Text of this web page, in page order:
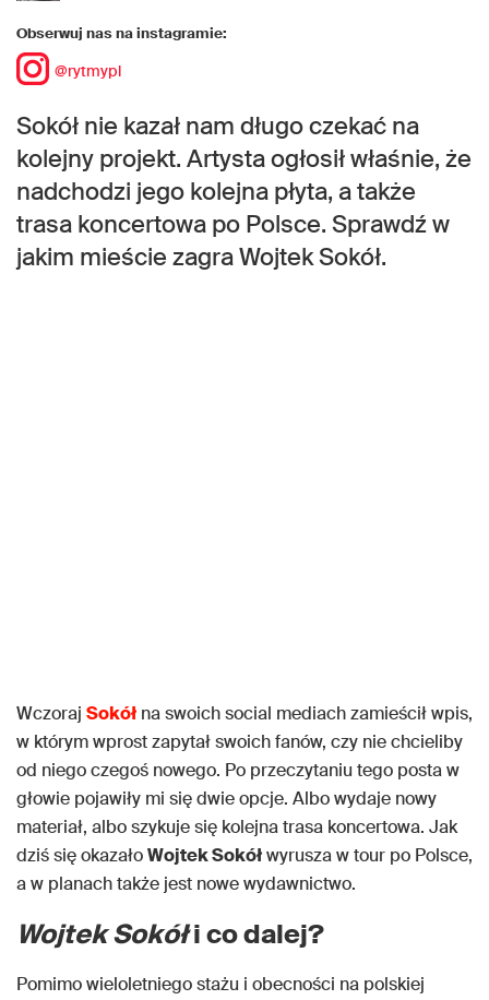
Obserwuj nas na instagramie:
@rytmypl
Sokół nie kazał nam długo czekać na
kolejny projekt. Artysta ogłosił właśnie, że
nadchodzi jego kolejna płyta, a także
trasa koncertowa po Polsce. Sprawdź w
jakim mieście zagra Wojtek Sokół.
Wczoraj Sokół na swoich social mediach zamieścił wpis,
w którym wprost zapytał swoich fanów, czy nie chcieliby
od niego czegoś nowego. Po przeczytaniu tego posta w
głowie pojawiły mi się dwie opcje. Albo wydaje nowy
materiał, albo szykuje się kolejna trasa koncertowa. Jak
dziś się okazałoWojtek Sokółwyrusza w tour po Polsce,
a w planach także jest nowe wydawnictwo.
Wojtek Sokółi co dalej?
Pomimo wieloletniego stażu i obecności na polskiej